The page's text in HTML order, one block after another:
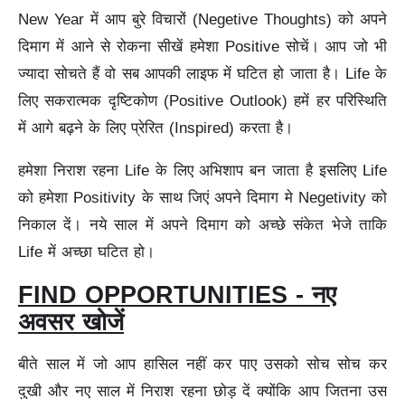
New Year में आप बुरे विचारों (Negetive Thoughts) को अपने
दिमाग में आने से रोकना सीखें हमेशा Positive सोचें। आप जो भी
ज्यादा सोचते हैं वो सब आपकी लाइफ में घटित हो जाता है। Life के
लिए सकरात्मक दृष्टिकोण (Positive Outlook) हमें हर परिस्थिति
में आगे बढ़ने के लिए प्रेरित (Inspired) करता है।
हमेशा निराश रहना Life के लिए अभिशाप बन जाता है इसलिए Life
को हमेशा Positivity के साथ जिएं अपने दिमाग मे Negetivity को
निकाल दें। नये साल में अपने दिमाग को अच्छे संकेत भेजे ताकि
Life में अच्छा घटित हो।
FIND OPPORTUNITIES - नए
अवसर खोजें
बीते साल में जो आप हासिल नहीं कर पाए उसको सोच सोच कर
दुखी और नए साल में निराश रहना छोड़ दें क्योंकि आप जितना उस